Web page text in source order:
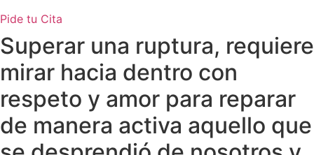
Pide tu Cita
Superar una ruptura, requiere
mirar hacia dentro con
respeto y amor para reparar
de manera activa aquello que